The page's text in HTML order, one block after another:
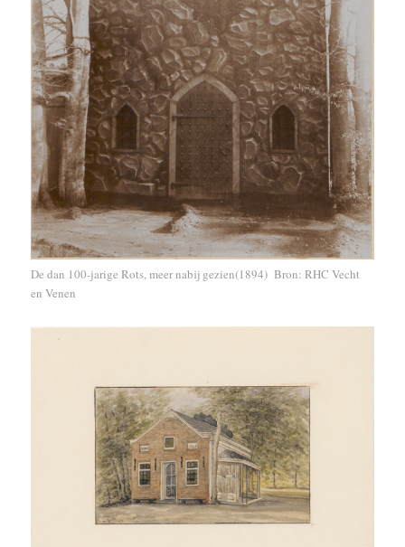
De dan 100-jarige Rots, meer nabij gezien(1894) Bron: RHC Vecht
en Venen